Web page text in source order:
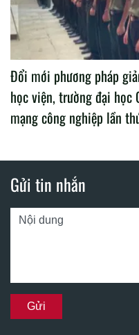
Đổi mới phương pháp
học viện, trường đại học
mạng công nghiệp lần
Gửi tin nhắn